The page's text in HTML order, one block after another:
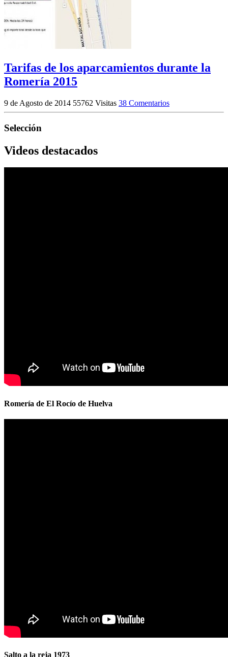
Tarifas de los aparcamientos durante la
Romería 2015
9 de Agosto de 2014 55762 Visitas 38 Comentarios
Selección
Videos destacados
Romería de El Rocío de Huelva
Salto a la reja 1973